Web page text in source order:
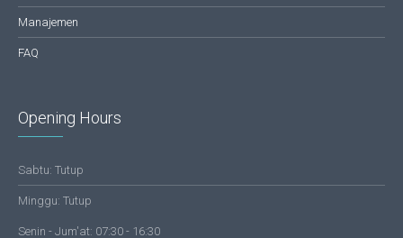
Manajemen
FAQ
Opening Hours
Sabtu: Tutup
Minggu: Tutup
Senin - Jum'at: 07:30 - 16:30